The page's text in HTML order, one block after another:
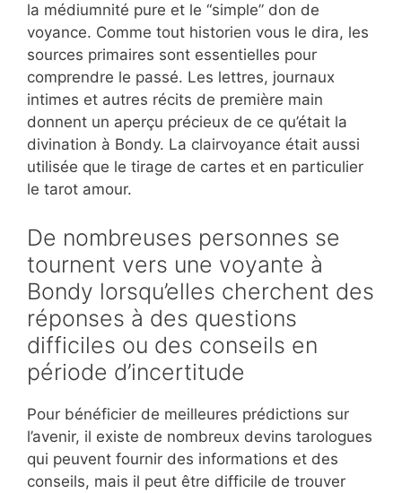
la médiumnité pure et le “simple” don de
voyance. Comme tout historien vous le dira, les
sources primaires sont essentielles pour
comprendre le passé. Les lettres, journaux
intimes et autres récits de première main
donnent un aperçu précieux de ce qu’était la
divination à Bondy. La clairvoyance était aussi
utilisée que le tirage de cartes et en particulier
le tarot amour.
De nombreuses personnes se
tournent vers une voyante à
Bondy lorsqu’elles cherchent des
réponses à des questions
difficiles ou des conseils en
période d’incertitude
Pour bénéficier de meilleures prédictions sur
l’avenir, il existe de nombreux devins tarologues
qui peuvent fournir des informations et des
conseils, mais il peut être difficile de trouver